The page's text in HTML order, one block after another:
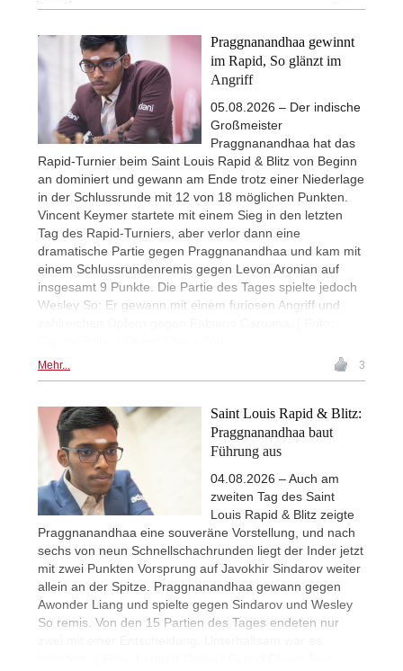
Praggnanandhaa gewinnt
im Rapid, So glänzt im
Angriff
05.08.2026 – Der indische
Großmeister
Praggnanandhaa hat das
Rapid-Turnier beim Saint Louis Rapid & Blitz von Beginn
an dominiert und gewann am Ende trotz einer Niederlage
in der Schlussrunde mit 12 von 18 möglichen Punkten.
Vincent Keymer startete mit einem Sieg in den letzten
Tag des Rapid-Turniers, aber verlor dann eine
dramatische Partie gegen Praggnanandhaa und kam mit
einem Schlussrundenremis gegen Levon Aronian auf
insgesamt 9 Punkte. Die Partie des Tages spielte jedoch
Wesley So: Er gewann mit einem furiosen Angriff und
Mehr... 3
Saint Louis Rapid & Blitz:
Praggnanandhaa baut
Führung aus
04.08.2026 – Auch am
zweiten Tag des Saint
Louis Rapid & Blitz zeigte
Praggnanandhaa eine souveräne Vorstellung, und nach
sechs von neun Schnellschachrunden liegt der Inder jetzt
mit zwei Punkten Vorsprung auf Javokhir Sindarov weiter
allein an der Spitze. Praggnanandhaa gewann gegen
Awonder Liang und spielte gegen Sindarov und Wesley
So remis. Von den 15 Partien des Tages endeten nur